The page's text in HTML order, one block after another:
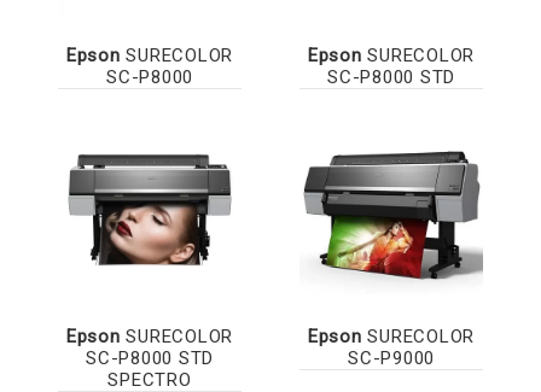
Epson SURECOLOR
SC-P8000
Epson SURECOLOR
SC-P8000 STD
Epson SURECOLOR
SC-P8000 STD
SPECTRO
Epson SURECOLOR
SC-P9000